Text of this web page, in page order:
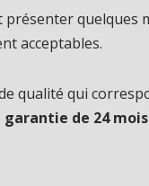
présenter quelques
acceptables.
qualité qui
garantie de 24 mois